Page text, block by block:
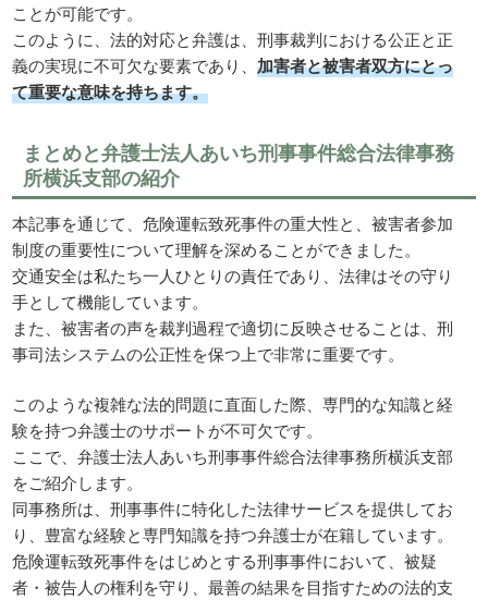
ことが可能です。
このように、法的対応と弁護は、刑事裁判における公正と正
義の実現に不可欠な要素であり、加害者と被害者双方にとっ
て重要な意味を持ちます。
まとめと弁護士法人あいち刑事事件総合法律事務
所横浜支部の紹介
本記事を通じて、危険運転致死事件の重大性と、被害者参加
制度の重要性について理解を深めることができました。
交通安全は私たち一人ひとりの責任であり、法律はその守り
手として機能しています。
また、被害者の声を裁判過程で適切に反映させることは、刑
事司法システムの公正性を保つ上で非常に重要です。
このような複雑な法的問題に直面した際、専門的な知識と経
験を持つ弁護士のサポートが不可欠です。
ここで、弁護士法人あいち刑事事件総合法律事務所横浜支部
をご紹介します。
同事務所は、刑事事件に特化した法律サービスを提供してお
り、豊富な経験と専門知識を持つ弁護士が在籍しています。
危険運転致死事件をはじめとする刑事事件において、被疑
者・被告人の権利を守り、最善の結果を目指すための法的支